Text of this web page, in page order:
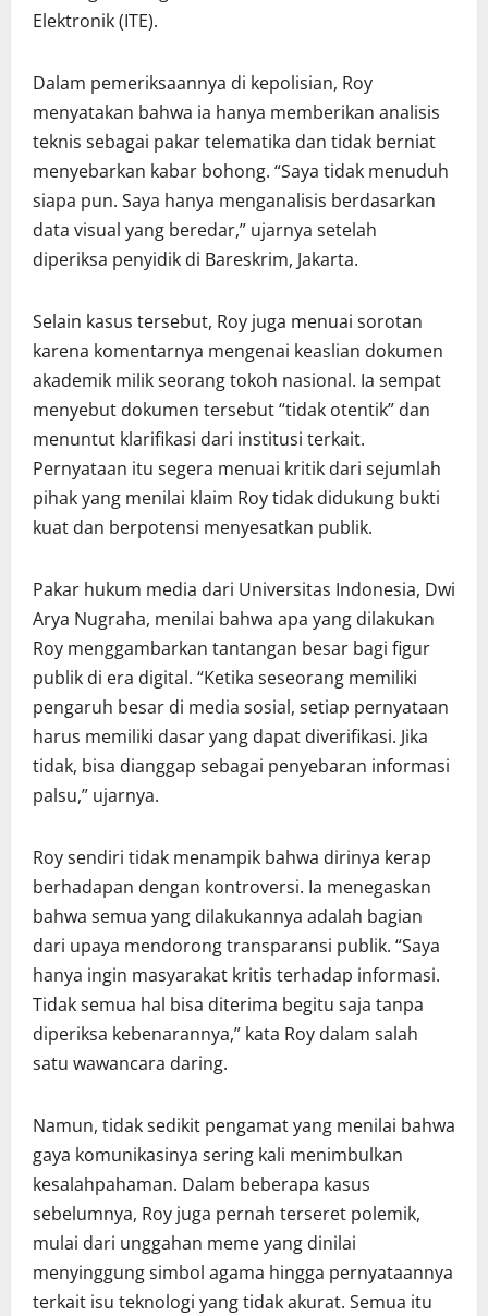
Elektronik (ITE).
Dalam pemeriksaannya di kepolisian, Roy
menyatakan bahwa ia hanya memberikan analisis
teknis sebagai pakar telematika dan tidak berniat
menyebarkan kabar bohong. “Saya tidak menuduh
siapa pun. Saya hanya menganalisis berdasarkan
data visual yang beredar,” ujarnya setelah
diperiksa penyidik di Bareskrim, Jakarta.
Selain kasus tersebut, Roy juga menuai sorotan
karena komentarnya mengenai keaslian dokumen
akademik milik seorang tokoh nasional. Ia sempat
menyebut dokumen tersebut “tidak otentik” dan
menuntut klarifikasi dari institusi terkait.
Pernyataan itu segera menuai kritik dari sejumlah
pihak yang menilai klaim Roy tidak didukung bukti
kuat dan berpotensi menyesatkan publik.
Pakar hukum media dari Universitas Indonesia, Dwi
Arya Nugraha, menilai bahwa apa yang dilakukan
Roy menggambarkan tantangan besar bagi figur
publik di era digital. “Ketika seseorang memiliki
pengaruh besar di media sosial, setiap pernyataan
harus memiliki dasar yang dapat diverifikasi. Jika
tidak, bisa dianggap sebagai penyebaran informasi
palsu,” ujarnya.
Roy sendiri tidak menampik bahwa dirinya kerap
berhadapan dengan kontroversi. Ia menegaskan
bahwa semua yang dilakukannya adalah bagian
dari upaya mendorong transparansi publik. “Saya
hanya ingin masyarakat kritis terhadap informasi.
Tidak semua hal bisa diterima begitu saja tanpa
diperiksa kebenarannya,” kata Roy dalam salah
satu wawancara daring.
Namun, tidak sedikit pengamat yang menilai bahwa
gaya komunikasinya sering kali menimbulkan
kesalahpahaman. Dalam beberapa kasus
sebelumnya, Roy juga pernah terseret polemik,
mulai dari unggahan meme yang dinilai
menyinggung simbol agama hingga pernyataannya
terkait isu teknologi yang tidak akurat. Semua itu